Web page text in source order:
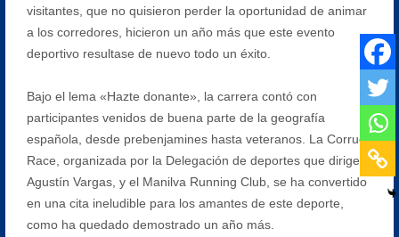
visitantes, que no quisieron perder la oportunidad de animar
a los corredores, hicieron un año más que este evento
deportivo resultase de nuevo todo un éxito.
Bajo el lema «Hazte donante», la carrera contó con
participantes venidos de buena parte de la geografía
española, desde prebenjamines hasta veteranos. La Corruco
Race, organizada por la Delegación de deportes que dirige
Agustín Vargas, y el Manilva Running Club, se ha convertido
en una cita ineludible para los amantes de este deporte,
como ha quedado demostrado un año más.